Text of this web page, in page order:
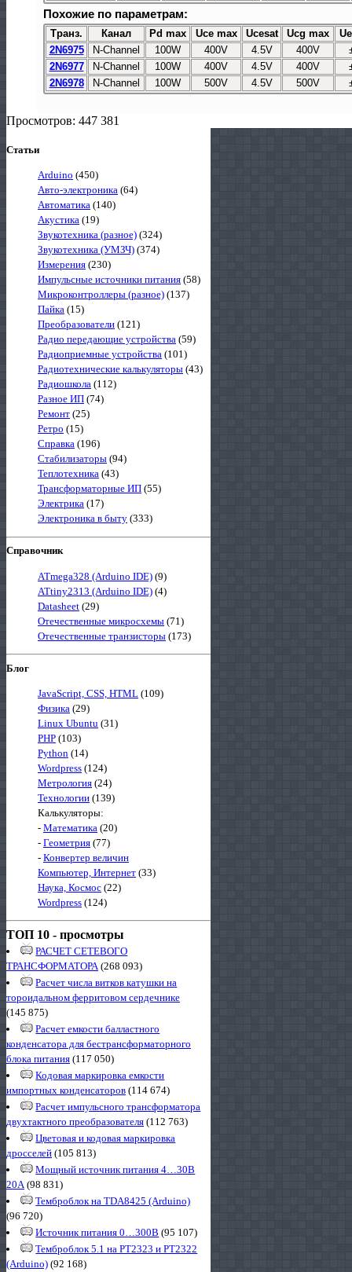
Похожие по параметрам:
Транз. Канал Pd max Uce max Ucesat Ucg max
2N6975
N-Channel 100W 400V 4.5V 400V
2N6977
N-Channel 100W 400V 4.5V 400V
2N6978
N-Channel 100W 500V 4.5V 500V
Просмотров: 447 381
Статьи
Arduino (450)
Авто-электроника (64)
Автоматика (140)
Акустика (19)
Звукотехника (разное) (324)
Звукотехника (УМЗЧ) (374)
Измерения (230)
Импульсные источники питания (58)
Микроконтроллеры (разное) (137)
Пайка (15)
Преобразователи (121)
Радио передающие устройства (59)
Радиоприемные устройства (101)
Радиотехнические калькуляторы (43)
Радиошкола (112)
Разное ИП (74)
Ремонт (25)
Ретро (15)
Справка (196)
Стабилизаторы (94)
Теплотехника (43)
Трансформаторные ИП (55)
Электрика (17)
Электроника в быту (333)
Справочник
ATmega328 (Arduino IDE) (9)
ATtiny2313 (Arduino IDE) (4)
Datasheet (29)
Отечественные микросхемы (71)
Отечественные транзисторы (173)
Блог
JavaScript, CSS, HTML (109)
Физика (29)
Linux Ubuntu (31)
PHP (103)
Python (14)
Wordpress (124)
Метрология (24)
Технологии (139)
Калькуляторы:
- Математика (20)
- Геометрия (77)
- Конвертер величин
Компьютер, Интернет (33)
Наука, Космос (22)
Wordpress (124)
ТОП 10 - просмотры
РАСЧЕТ СЕТЕВОГО
ТРАНСФОРМАТОРА(268 093)
Расчет числа витков катушки на
тороидальном ферритовом сердечнике
(145 875)
Расчет емкости балластного
конденсатора для бестрансформаторного
блока питания (117 050)
Кодовая маркировка емкости
импортных конденсаторов (114 674)
Расчет импульсного трансформатора
двухтактного преобразователя (112 763)
Цветовая и кодовая маркировка
дросселей (105 813)
Мощный источник питания 4…30В
20А(98 831)
Темброблок на TDA8425 (Arduino)
(96 720)
Источник питания 0…300В (95 107)
Темброблок 5.1 на PT2323 и PT2322
(Arduino) (92 168)